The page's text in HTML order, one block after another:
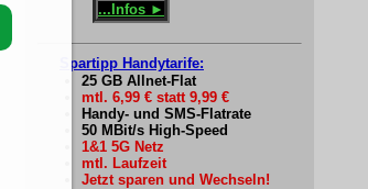
...Infos ►
Spartipp Handytarife:
25 GB Allnet-Flat
mtl. 6,99 € statt 9,99 €
Handy- und SMS-Flatrate
50 MBit/s High-Speed
1&1 5G Netz
mtl. Laufzeit
Jetzt sparen und Wechseln!